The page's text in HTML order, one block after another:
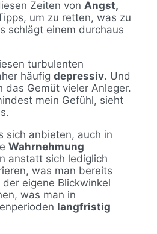
Zeiten von Angst,
um zu retten, was zu
schlägt einem durchaus
turbulenten
häufig depressiv. Und
das Gemüt vieler Anleger.
mein Gefühl, sieht
sich anbieten, auch in
Wahrnehmung
anstatt sich lediglich
was man bereits
eigene Blickwinkel
was man in
langfristig